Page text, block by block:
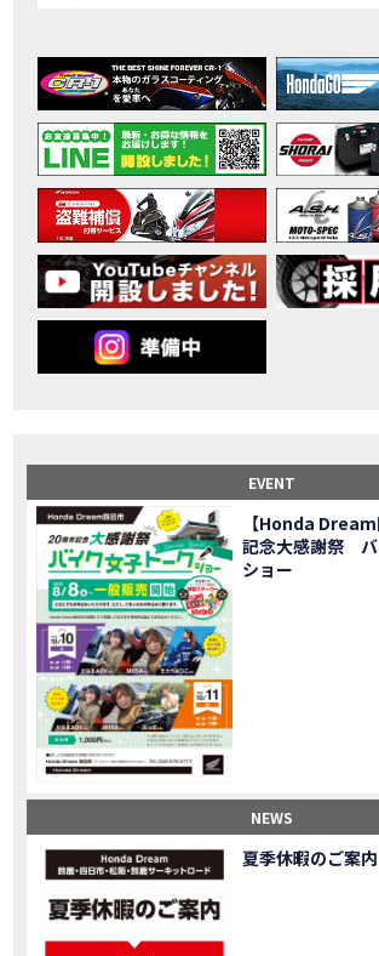
CAMPAIGN 免許取得サポートキャンペーン実
EVENT ［三重県下最大級のバイクイベント］
MOVIE 【ホンダ バイク】【バイク女子】怖くて乗れなかったあの憧
MOVIE 【ホンダ バイク】バイクが動かなくなった…
CAMPAIGN Rebel 250 E-Clutch シリーズ 洋用品購入
MOVIE 【ホンダ バイク】CB1000F 4台で三重県ツーリング！梅本まどかさん、MIISA
MOVIE 【ホンダ バイク】【GB350C S】梅本まどかさんと三重県ツーリング満喫しまし
MOVIE 【ホンダドリーム新春初売り特別企
MOVIE こんなことある？！CB1000Fでツーリングイベン
【新車】CB1000Fで11時間ツーリングした素直なレビュー
MOVIE 【事故寸前】200kmレッカー、そしてさらなる原因が判明し、
MOVIE 2025X-ADV 最高の旅バイクで街乗りも最適！ADVが20台でツーリ
NEW BIKENEWS CB1000F販売中！！
MOVIE 【バイク女子】ごめんなさい。大切なツーリング
MOVIE 【バイク女子】下道444kmぶっ通しで走っ
MOVIE 【バイク女子】最安！三重→東京〇〇〇
MOVIE 新型スーパーカブ110レビュー！C125 CT125で女子ツーリング 最
MOVIE 【世界一の燃費Super cub】給油せずにどこまで行けるかやって
MOVIE 【バイク女子の挑戦】世界一の最強バイク
MOVIE 【バイク女子】この動画を見たらイライラするかもしれ
MOVIE 【バイク用ドラレコ】センサーで感知！駐車場
おめでたい人生初バイク納車！スタッフ
【激カワ女子登場】バイク女子はツーリング
MOVIE 正統派NC750X！大型二輪教習から10年目の素直な感想|Honda NC750X
MOVIE 女が乗るバイクじゃない？低身長女が
MOVIE 【福井1泊ツーリング】バイク女子、
MOVIE 大型ツアラー！Gold Wing Tour 50th ANNIVWRSARYは女性ライダーでもツーリングを楽しめるのか
EVENT
【Honda
記念大感謝祭 バ
ショー
NEWS
夏季休暇のご案内